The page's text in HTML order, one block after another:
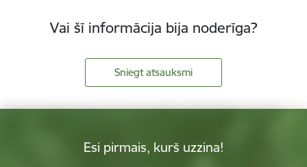
Vai šī informācija bija noderīga?
Sniegt atsauksmi
Esi pirmais, kurš uzzina!